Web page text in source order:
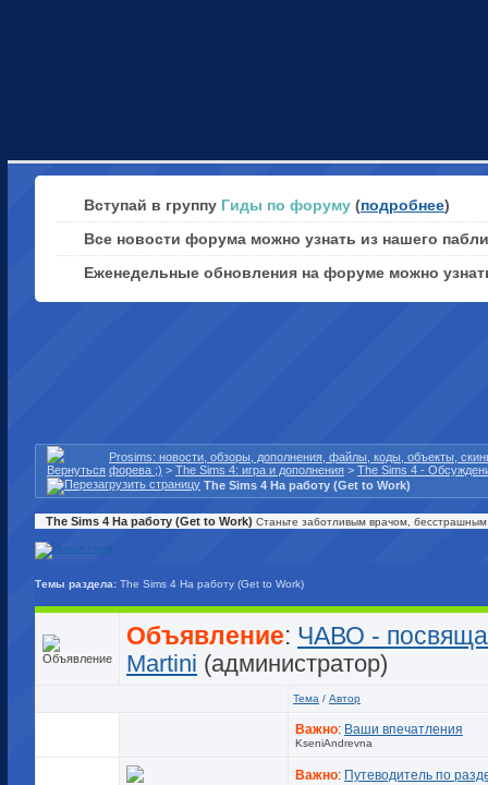
Вступай в группу Гиды по форуму (подробнее)
Все новости форума можно узнать из нашего
Еженедельные обновления на форуме можно
Prosims: новости, обзоры, дополнения, файлы, коды, объекты,
форева ;) > The Sims 4: игра и дополнения > The Sims 4 -
The Sims 4 На работу (Get to Work)
The Sims 4 На работу (Get to Work) Станьте заботливым врачом,
Темы раздела: The Sims 4 На работу (Get to Work)
Объявление: ЧАВО -
Martini (администратор)
Тема / Автор
Важно: Ваши впечатления
KseniAndrevna
Важно: Путеводитель по